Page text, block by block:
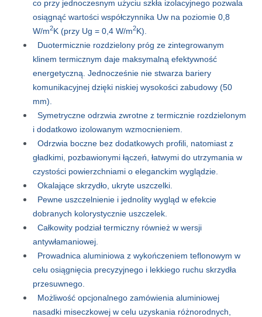
co przy jednoczesnym użyciu szkła izolacyjnego pozwala
osiągnąć wartości współczynnika Uw na poziomie 0,8
W/m2K (przy Ug = 0,4 W/m2K).
Duotermicznie rozdzielony próg ze zintegrowanym
klinem termicznym daje maksymalną efektywność
energetyczną. Jednocześnie nie stwarza bariery
komunikacyjnej dzięki niskiej wysokości zabudowy (50
mm).
Symetryczne odrzwia zwrotne z termicznie rozdzielonym
i dodatkowo izolowanym wzmocnieniem.
Odrzwia boczne bez dodatkowych profili, natomiast z
gładkimi, pozbawionymi łączeń, łatwymi do utrzymania w
czystości powierzchniami o eleganckim wyglądzie.
Okalające skrzydło, ukryte uszczelki.
Pewne uszczelnienie i jednolity wygląd w efekcie
dobranych kolorystycznie uszczelek.
Całkowity podział termiczny również w wersji
antywłamaniowej.
Prowadnica aluminiowa z wykończeniem teflonowym w
celu osiągnięcia precyzyjnego i lekkiego ruchu skrzydła
przesuwnego.
Możliwość opcjonalnego zamówienia aluminiowej
nasadki miseczkowej w celu uzyskania różnorodnych,